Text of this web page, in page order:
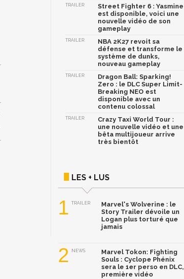
TRAILER
Street Fighter 6 : Yasmine
est disponible, voici une
nouvelle vidéo de son
gameplay
TRAILER
NBA 2K27 revoit sa
défense et transforme le
système de dunks,
nouveau gameplay
TRAILER
Dragon Ball: Sparking!
Zero : le DLC Super Limit-
Breaking NEO est
disponible avec un
contenu colossal
TRAILER
Crazy Taxi World Tour :
une nouvelle vidéo et une
bêta multijoueur arrive
très bientôt
LES + LUS
1 TRAILER
Marvel's Wolverine : le
Story Trailer dévoile un
Logan plus torturé que
jamais
2 NEWS
Marvel Tokon: Fighting
Souls : Cyclope Phénix
sera le 1er perso en DLC,
première vidéo